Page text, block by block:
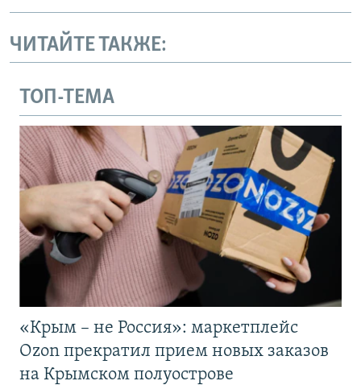
ЧИТАЙТЕ ТАКЖЕ:
ТОП-ТЕМА
«Крым – не Россия»: маркетплейс
Ozon прекратил прием новых заказов
на Крымском полуострове